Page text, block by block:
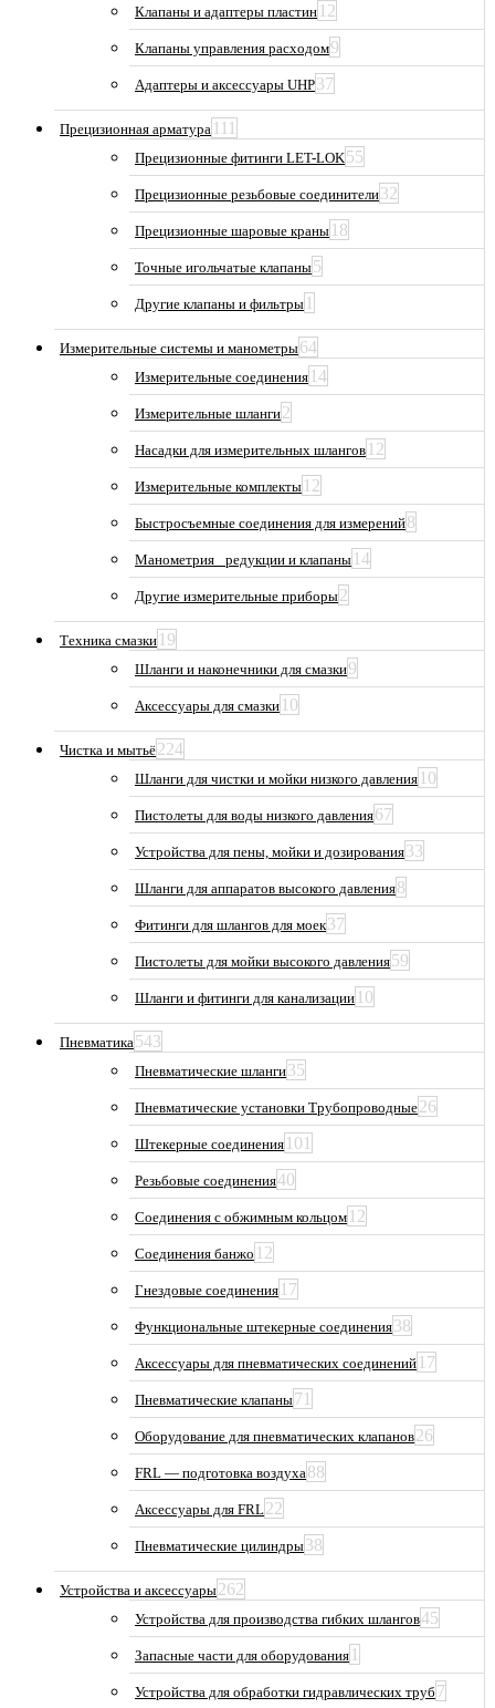
Клапаны и адаптеры пластин 12
Клапаны управления расходом9
Адаптеры и аксессуары UHP37
Прецизионная арматура 111
Прецизионные фитинги LET-LOK55
Прецизионные резьбовые соединители32
Прецизионные шаровые краны 18
Точные игольчатые клапаны5
Другие клапаны и фильтры 1
Измерительные системы и манометры64
Измерительные соединения 14
Измерительные шланги2
Насадки для измерительных шлангов 12
Измерительные комплекты 12
Быстросъемные соединения для измерений8
Манометрия_ редукции и клапаны 14
Другие измерительные приборы2
Техника смазки 19
Шланги и наконечники для смазки9
Аксессуары для смазки 10
Чистка и мытьё224
Шланги для чистки и мойки низкого давления 10
Пистолеты для воды низкого давления67
Устройства для пены, мойки и дозирования33
Шланги для аппаратов высокого давления8
Фитинги для шлангов для моек37
Пистолеты для мойки высокого давления59
Шланги и фитинги для канализации 10
Пневматика543
Пневматические шланги35
Пневматические установки Трубопроводные26
Штекерные соединения 101
Резьбовые соединения40
Соединения с обжимным кольцом 12
Соединения банжо 12
Гнездовые соединения 17
Функциональные штекерные соединения38
Аксессуары для пневматических соединений 17
Пневматические клапаны71
Оборудование для пневматических клапанов26
FRL — подготовка воздуха88
Аксессуары для FRL22
Пневматические цилиндры38
Устройства и аксессуары262
Устройства для производства гибких шлангов45
Запасные части для оборудования 1
Устройства для обработки гидравлических труб 7